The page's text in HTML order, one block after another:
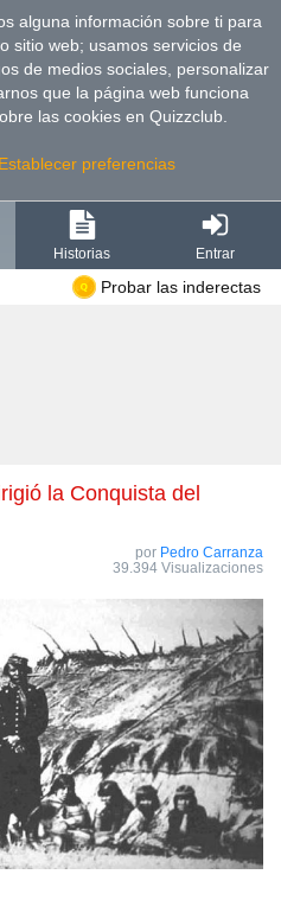
alguna información sobre ti para
sitio web; usamos servicios de
de medios sociales, personalizar
que la página web funciona
las cookies en Quizzclub.
Establecer preferencias
Historias Entrar
Probar las inderectas
por Pedro Carranza
39.394 Visualizaciones